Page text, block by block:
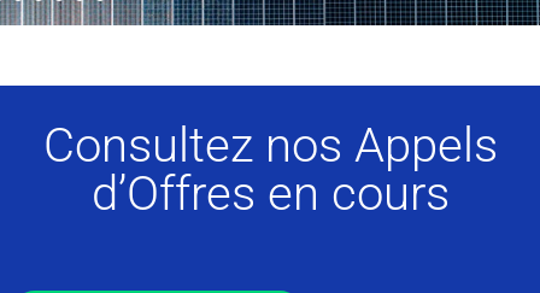
Consultez nos Appels
d’Offres en cours